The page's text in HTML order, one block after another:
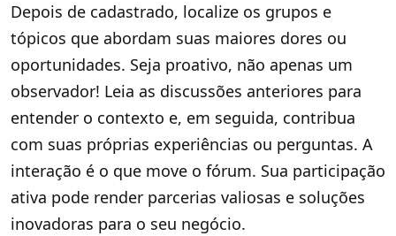
Depois de cadastrado, localize os grupos e
tópicos que abordam suas maiores dores ou
oportunidades. Seja proativo, não apenas um
observador! Leia as discussões anteriores para
entender o contexto e, em seguida, contribua
com suas próprias experiências ou perguntas. A
interação é o que move o fórum. Sua participação
ativa pode render parcerias valiosas e soluções
inovadoras para o seu negócio.